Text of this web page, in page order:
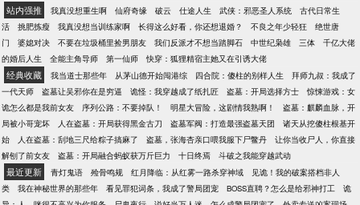
站内强推 我真没想重生啊 仙府奇缘 破云 仕途人生 武侠：邪恶圣人系统
古代日常生
活
挑肥拣瘦 我真没想当训练家啊 长得这么好看，你还想退婚？ 不良之年少轻狂
绝世唐
门
婆媳对决 不要在垃圾桶里捡男朋友 我们反派才不想当踏脚石 中世纪枭雄 三体
千亿大佬
的婚后人生
全能主角导师 第一仙师 快穿：狐狸精宿主她又在引诱大佬
经典收藏 我当道士那些年 从茅山德开始闯港综 四合院：傻柱的别样人生
拜师九叔：我成了
一代天师
盗墓让吴邪你在是穷逼 诡怪：我穿越成了纸扎匠 盗墓：开局选择方士
惊悚游戏：女
诡怎么都是我前女友
序列公路：不要掉队！ 明星大冒险，这剧情我熟啊！
盗墓：麒麟血脉，开
局被小哥宠坏
人在盗墓：开局获得黑金古刀 盗墓军阀：打造最强盗墓天团
诸天从挖傻柱根基开
始
人在盗墓：刮地三尺给粽子搞麻了 盗墓，张海杏亲口喂我服下尸鳖丹
让你当收尸人，你直接
解刨了前女友
盗墓：开局融合蚂蚁获万斤巨力 十日终焉 斗破之我能穿越武动
最近更新 青灯鬼语 殓骨鸣规 红月降临：从红雾一路杀穿神域
见诡！我的破案搭档非人
类
我在神秘世界的那些年 看见罪犯词条，我成了警局团宠 BOSS直聘？怎么是给邪神打工
诡